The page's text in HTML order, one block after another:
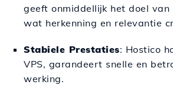
geeft onmiddellijk het doel
wat herkenning en relevantie
Stabiele Prestaties: Hostico
VPS, garandeert snelle en
werking.